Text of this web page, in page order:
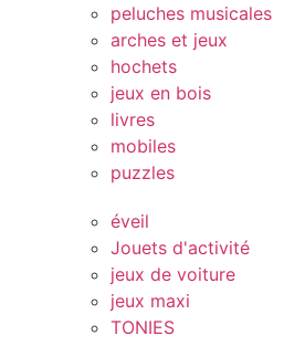
peluches musicales
arches et jeux
hochets
jeux en bois
livres
mobiles
puzzles
éveil
Jouets d'activité
jeux de voiture
jeux maxi
TONIES